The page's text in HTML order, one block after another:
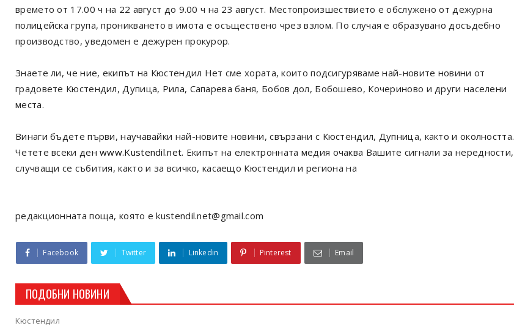
времето от 17.00 ч на 22 август до 9.00 ч на 23 август. Местопроизшествието е обслужено от дежурна
полицейска група, проникването в имота е осъществено чрез взлом. По случая е образувано досъдебно
производство, уведомен е дежурен прокурор.
Знаете ли, че ние, екипът на Кюстендил Нет сме хората, които подсигуряваме най-новите новини от
градовете Кюстендил, Дупица, Рила, Сапарева баня, Бобов дол, Бобошево, Кочериново и други населени
места.
Винаги бъдете първи, научавайки най-новите новини, свързани с Кюстендил, Дупница, както и околността.
Четете всеки денwww.Kustendil.net. Екипът на електронната медия очаква Вашите сигнали за нередности,
случващи се събития, както и за всичко, касаещо Кюстендил и региона на
редакционната поща, която е kustendil.net@gmail.com
Facebook Twitter Linkedin Pinterest Email
ПОДОБНИ НОВИНИ
Кюстендил